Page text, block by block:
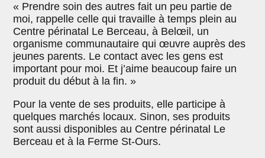
« Prendre soin des autres fait un peu partie de
moi, rappelle celle qui travaille à temps plein au
Centre périnatal Le Berceau, à Belœil, un
organisme communautaire qui œuvre auprès des
jeunes parents. Le contact avec les gens est
important pour moi. Et j’aime beaucoup faire un
produit du début à la fin. »
Pour la vente de ses produits, elle participe à
quelques marchés locaux. Sinon, ses produits
sont aussi disponibles au Centre périnatal Le
Berceau et à la Ferme St-Ours.